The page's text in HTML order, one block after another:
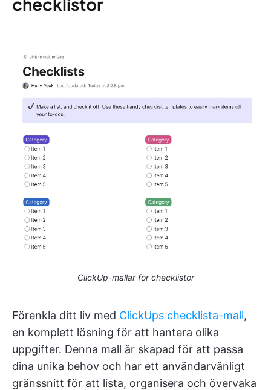
ClickUp-mallar för checklistor
Förenkla ditt liv med ClickUps checklista-mall,
en komplett lösning för att hantera olika
uppgifter. Denna mall är skapad för att passa
dina unika behov och har ett användarvänligt
gränssnitt för att lista, organisera och övervaka